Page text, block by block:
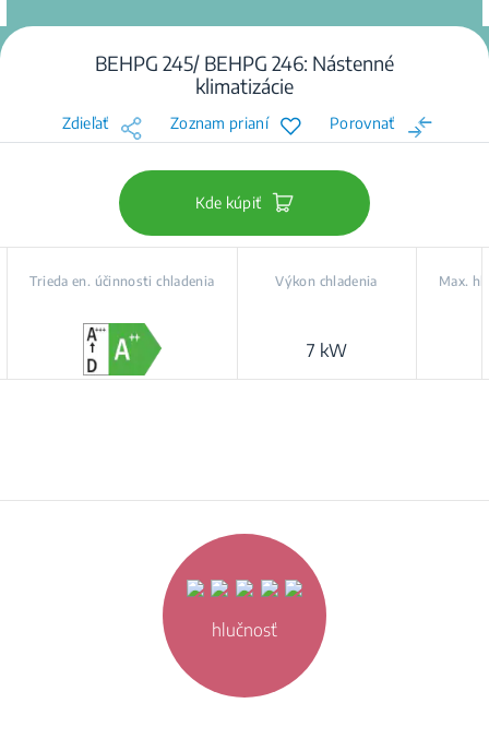
BEHPG 245/ BEHPG 246: Nástenné
klimatizácie
Zdieľať Zoznam prianí Porovnať
Kde kúpiť
Trieda en. účinnosti chladenia Výkon chladenia
7 kW
Max.
hlučnosť